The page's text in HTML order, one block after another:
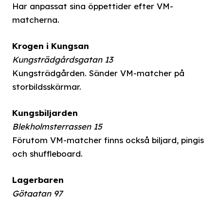
Har anpassat sina öppettider efter VM-
matcherna.
Krogen i Kungsan
Kungsträdgårdsgatan 13
Kungsträdgården. Sänder VM-matcher på
storbildsskärmar.
Kungsbiljarden
Blekholmsterrassen 15
Förutom VM-matcher finns också biljard, pingis
och shuffleboard.
Lagerbaren
Götgatan 97